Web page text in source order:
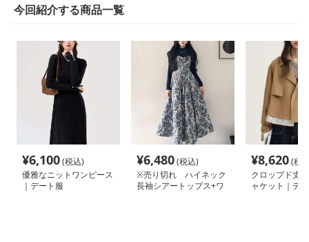
今回紹介する商品一覧
¥6,100(税込)
優雅なニットワンピース
｜デート服
¥6,480(税込)
※売り切れ ハイネック
長袖シアートップス+ワ
¥8,620(税
クロップド丈
ャケット｜デ